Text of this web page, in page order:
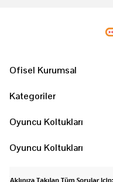
Ofisel Kurumsal
Kategoriler
Oyuncu Koltukları
Oyuncu Koltukları